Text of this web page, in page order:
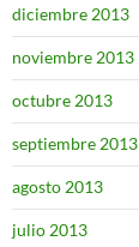
diciembre 2013
noviembre 2013
octubre 2013
septiembre 2013
agosto 2013
julio 2013